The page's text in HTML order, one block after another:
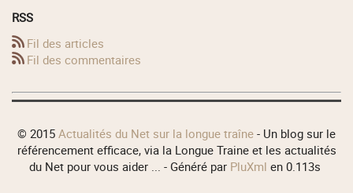
RSS
Fil des articles
Fil des commentaires
© 2015 Actualités du Net sur la longue traîne - Un blog sur le
référencement efficace, via la Longue Traine et les actualités
du Net pour vous aider ... - Généré par PluXml en 0.113s